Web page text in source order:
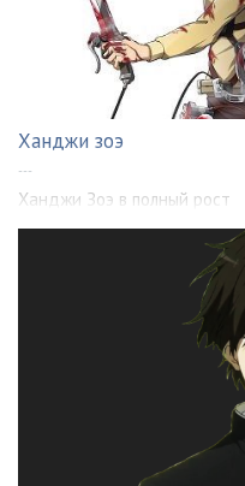
Ханджи зоэ
---
Ханджи Зоэ в полный рост